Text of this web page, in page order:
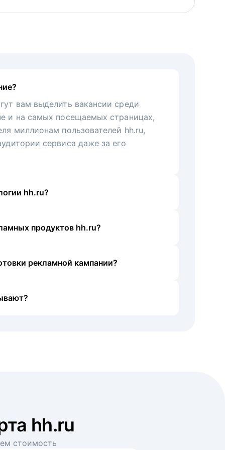
вам выделить вакансии среди
и на самых посещаемых страницах,
миллионам пользователей hh.ru,
сервиса даже за его
hh.ru?
продуктов hh.ru?
рекламной кампании?
hh.ru
стоимость